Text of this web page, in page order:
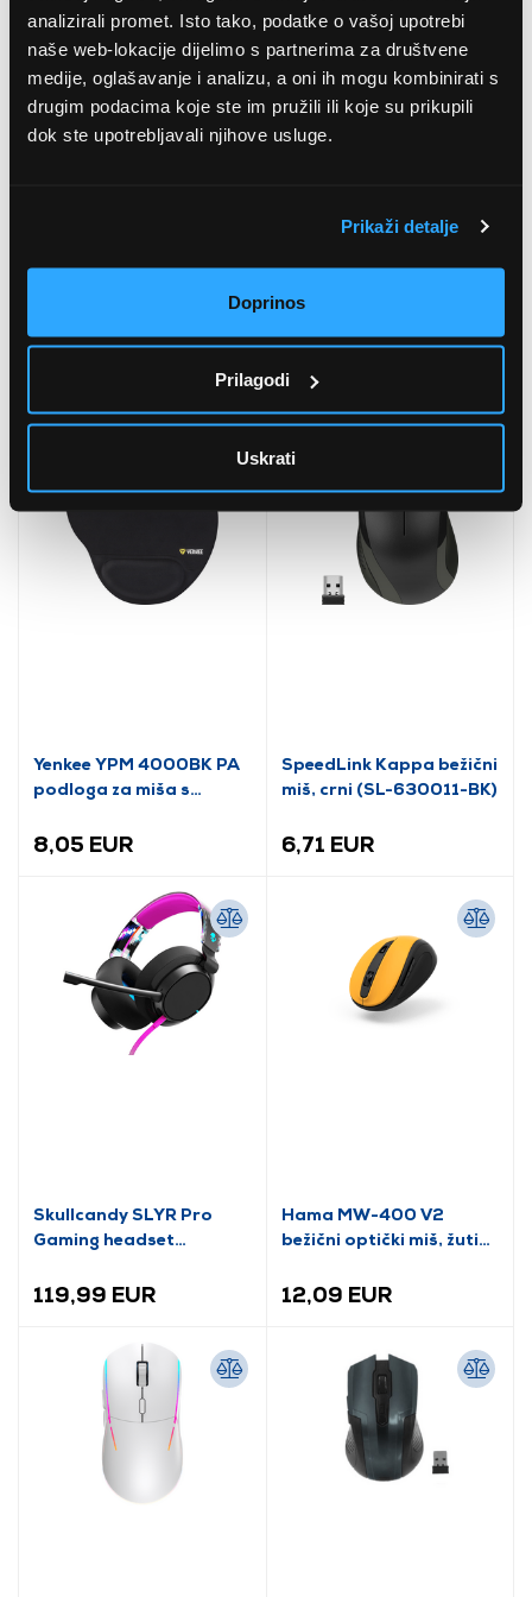
analizirali promet. Isto tako, podatke o vašoj upotrebi
naše web-lokacije dijelimo s partnerima za društvene
medije, oglašavanje i analizu, a oni ih mogu kombinirati s
drugim podacima koje ste im pružili ili koje su prikupili
dok ste upotrebljavali njihove usluge.
Prikaži detalje
Doprinos
Prilagodi
Uskrati
miša, ljubičasta (956-
Hama MW-400 V2
bežični optički miš, crveni
12,09 EUR
Yenkee YPM 4000BK PA
podloga za miša s
8,05 EUR
SpeedLink Kappa bežični
miš, crni (SL-630011-BK)
6,71 EUR
Skullcandy SLYR Pro
Gaming headset
119,99 EUR
Hama MW-400 V2
bežični optički miš, žuti
12,09 EUR